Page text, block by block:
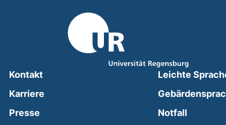
Kontakt
Karriere
Presse
Leichte
Notfall